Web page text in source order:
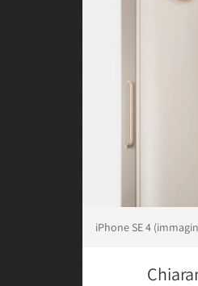
iPhone SE 4